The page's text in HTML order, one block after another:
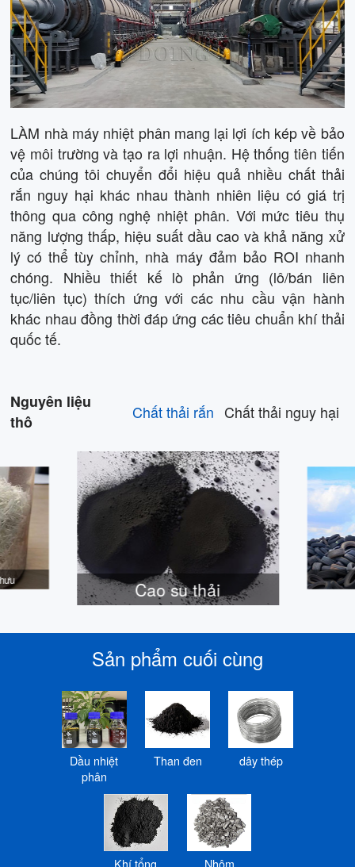
LÀM nhà máy nhiệt phân mang lại lợi ích kép về bảo
vệ môi trường và tạo ra lợi nhuận. Hệ thống tiên tiến
của chúng tôi chuyển đổi hiệu quả nhiều chất thải
rắn nguy hại khác nhau thành nhiên liệu có giá trị
thông qua công nghệ nhiệt phân. Với mức tiêu thụ
năng lượng thấp, hiệu suất dầu cao và khả năng xử
lý có thể tùy chỉnh, nhà máy đảm bảo ROI nhanh
chóng. Nhiều thiết kế lò phản ứng (lô/bán liên
tục/liên tục) thích ứng với các nhu cầu vận hành
khác nhau đồng thời đáp ứng các tiêu chuẩn khí thải
quốc tế.
Nguyên liệu
thô
Chất thải rắn Chất thải nguy hại
Cao su thải
Sản phẩm cuối cùng
Dầu nhiệt
phân
Than đen dây thép
Khí tổng Nhôm